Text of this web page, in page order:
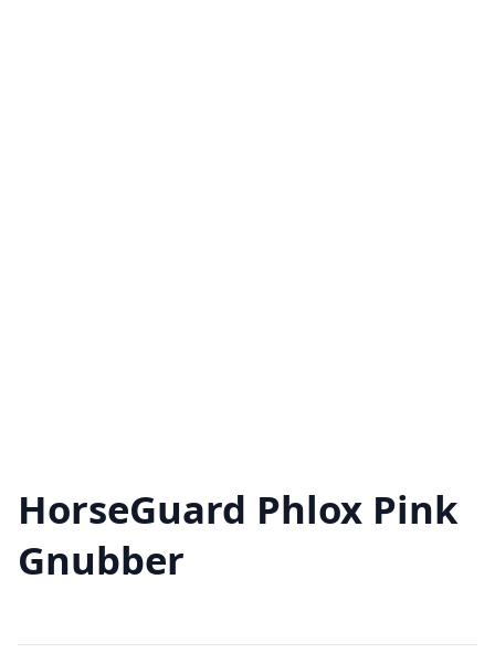
HorseGuard Phlox Pink
Gnubber